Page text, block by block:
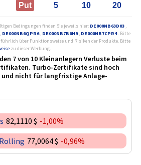
Put 5 10 20
Bedingungen finden Sie jeweils hier: DE000NB63D03 ,
, DE000NB6QPR6, DE000NB7B6H9, DE000NB7CPR4. Bitte
über Funktionsweise und Risiken der Produkte. Bitte
zu dieser Werbung.
7 von 10 Kleinanlegern Verluste beim
Turbo-Zertifikate sind hoch
und nicht für langfristige Anlage­
82,1110 $ -1,00%
77,0064 $ -0,96%